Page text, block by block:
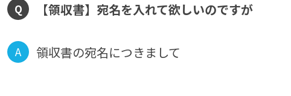
Q 【領収書】宛名を入れて欲しいのですが
A 領収書の宛名につきまして